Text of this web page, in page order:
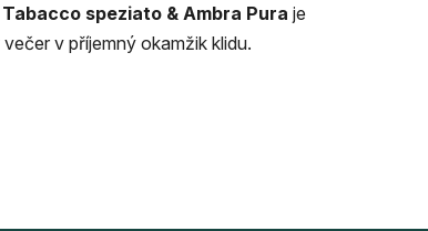
speziato & Ambra Pura je
v příjemný okamžik klidu.